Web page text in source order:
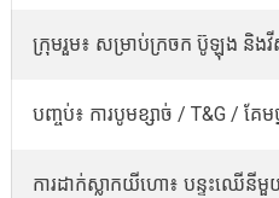
ក្រុមរួម៖ សម្រាប់ក្រចក ប៊ូឡុង និង
បញ្ចប់៖ ការបូមខ្សាច់ / T&G / គែម
ការដាក់ស្លាកយីហោ៖ បន្ទះឈើនី